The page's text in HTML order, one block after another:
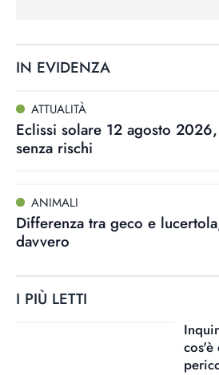
IN EVIDENZA
ATTUALITÀ
Eclissi solare 12 agosto
senza rischi
ANIMALI
Differenza tra geco e
davvero
I PIÙ LETTI
cos'è